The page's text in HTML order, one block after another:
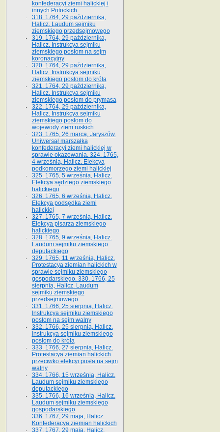
konfederacyi ziemi halickiej i
innych Potockich
318. 1764, 29 października,
Halicz. Laudum sejmiku
ziemskiego przedsejmowego
319. 1764, 29 października,
Halicz. Instrukcya sejmiku
ziemskiego posłom na sejm
koronacyjny
320. 1764, 29 października,
Halicz. Instrukcya sejmiku
ziemskiego posłom do króla
321. 1764, 29 października,
Halicz. Instrukcya sejmiku
ziemskiego posłom do prymasa
322. 1764, 29 października,
Halicz. Instrukcya sejmiku
ziemskiego posłom do
wojewody ziem ruskich
323. 1765, 26 marca, Jaryszów.
Uniwersał marszałka
konfederacyi ziemi halickiej w
sprawie okazowania. 324. 1765,
4 września, Halicz. Elekcya
podkomorzego ziemi halickiej
325. 1765, 5 września, Halicz.
Elekcya sędziego ziemskiego
halickiego
326. 1765, 6 września, Halicz.
Elekcya podsędka ziemi
halickiej
327. 1765, 7 września, Halicz.
Elekcya pisarza ziemskiego
halickiego
328. 1765, 9 września, Halicz.
Laudum sejmiku ziemskiego
deputackiego
329. 1765, 11 września, Halicz.
Protestacya ziemian halickich w
sprawie sejmiku ziemskiego
gospodarskiego. 330. 1766, 25
sierpnia, Halicz. Laudum
sejmiku ziemskiego
przedsejmowego
331. 1766, 25 sierpnia, Halicz.
Instrukcya sejmiku ziemskiego
posłom na sejm walny
332. 1766, 25 sierpnia, Halicz.
Instrukcya sejmiku ziemskiego
posłom do króla
333. 1766, 27 sierpnia, Halicz.
Protestacya ziemian halickich
przeciwko elekcyi posła na sejm
walny
334. 1766, 15 września, Halicz.
Laudum sejmiku ziemskiego
deputackiego
335. 1766, 16 września, Halicz.
Laudum sejmiku ziemskiego
gospodarskiego
336. 1767, 29 maja, Halicz.
Konfederacya ziemian halickich
337. 1767, 29 maja, Halicz.